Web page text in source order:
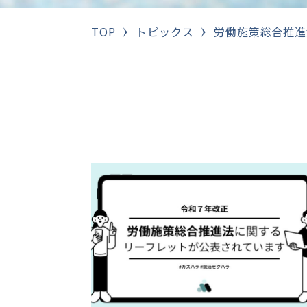
TOP トピックス 労働施策総合推